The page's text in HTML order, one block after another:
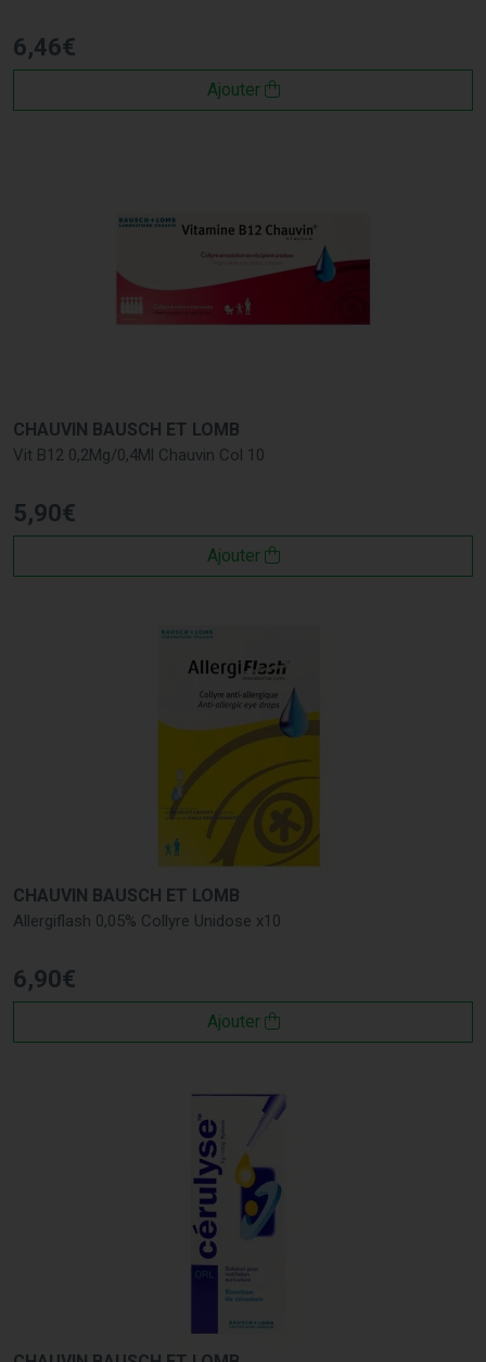
6,46€
Ajouter
CHAUVIN BAUSCH ET LOMB
Vit B12 0,2Mg/0,4Ml Chauvin Col 10
5,90€
Ajouter
CHAUVIN BAUSCH ET LOMB
Allergiflash 0,05% Collyre Unidose x10
6,90€
Ajouter